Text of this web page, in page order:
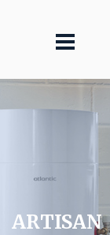
ARTISAN